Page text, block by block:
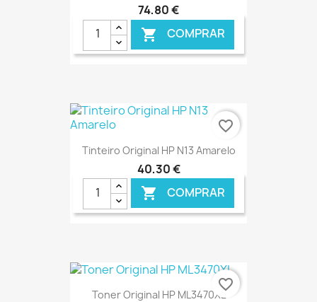
74,80 €
 COMPRAR
€ ONLINE
Tinteiro Original HP N13 Amarelo
40,30 €
 COMPRAR
€ ONLINE
favorite_border
Toner Original HP ML3470XL
favorite_border